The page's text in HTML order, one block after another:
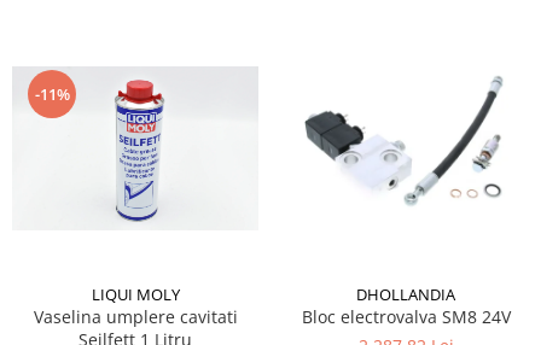
-11%
LIQUI MOLY
Vaselina umplere cavitati
Seilfett 1 Litru
DHOLLANDIA
Bloc electrovalva SM8 24V